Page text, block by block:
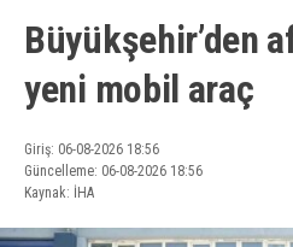
Büyükşehir’den
yeni mobil araç
Giriş: 06-08-2026 18:56
Güncelleme: 06-08-2026 18:56
Kaynak: İHA